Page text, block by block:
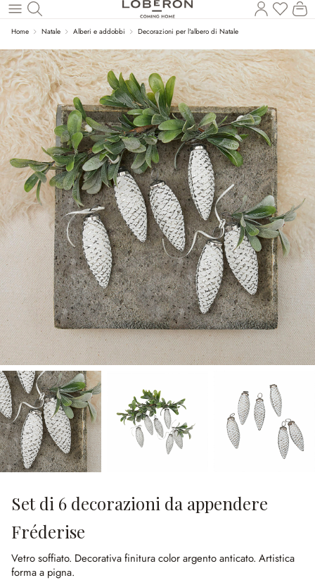
Torna al contenuto principale
Hai 0Il
Home Natale Alberi e addobbi Decorazioni per l'albero di Natale
Set di 6 decorazioni da appendere
Fréderise
Vetro soffiato. Decorativa finitura color argento anticato. Artistica
forma a pigna.